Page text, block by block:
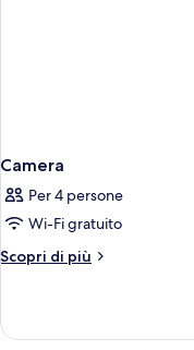
Camera
Per 4 persone
Wi-Fi gratuito
Scopri di più
Altri